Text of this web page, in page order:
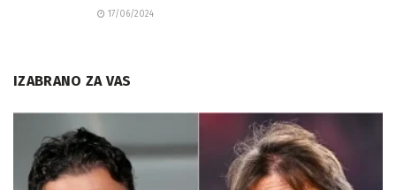
17/06/2024
IZABRANO ZA VAS